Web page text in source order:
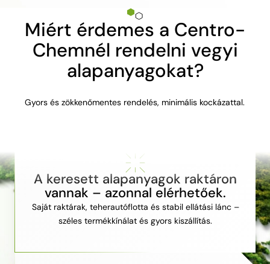
Miért érdemes a Centro-
Chemnél rendelni vegyi
alapanyagokat?
Gyors és zökkenőmentes rendelés, minimális kockázattal.
A keresett alapanyagok raktáron
vannak – azonnal elérhetőek.
Saját raktárak, teherautóflotta és stabil ellátási lánc –
széles termékkínálat és gyors kiszállítás.